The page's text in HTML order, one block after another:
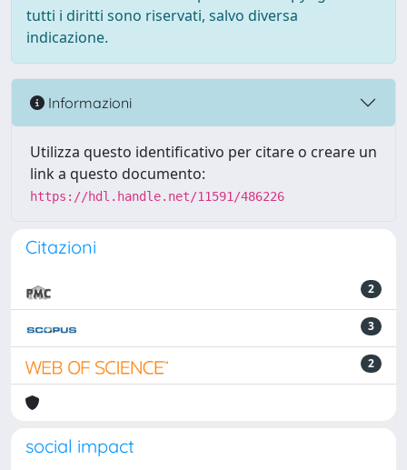
tutti i diritti sono riservati, salvo diversa
indicazione.
Informazioni
Utilizza questo identificativo per citare o creare un
link a questo documento:
https://hdl.handle.net/11591/486226
Citazioni
2
3
2
social impact